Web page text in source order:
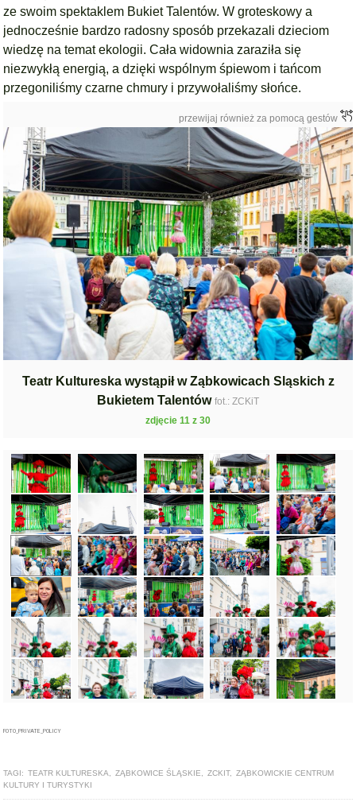
ze swoim spektaklem Bukiet Talentów. W groteskowy a
jednocześnie bardzo radosny sposób przekazali dzieciom
wiedzę na temat ekologii. Cała widownia zaraziła się
niezwykłą energią, a dzięki wspólnym śpiewom i tańcom
przegoniliśmy czarne chmury i przywołaliśmy słońce.
przewijaj również za pomocą gestów
Teatr Kultureska wystąpił w Ząbkowicach Sląskich z
Bukietem Talentów fot.: ZCKiT
zdjęcie 11 z 30
FOTO_PRIVATE_POLICY
TAGI: TEATR KULTURESKA ZĄBKOWICE ŚLĄSKIE ZCKIT,
ZĄBKOWICKIE CENTRUM
KULTURY I TURYSTYKI